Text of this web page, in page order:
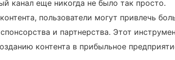
канал еще никогда не было так просто.
пользователи могут привлечь
и партнерства. Этот
контента в прибыльное